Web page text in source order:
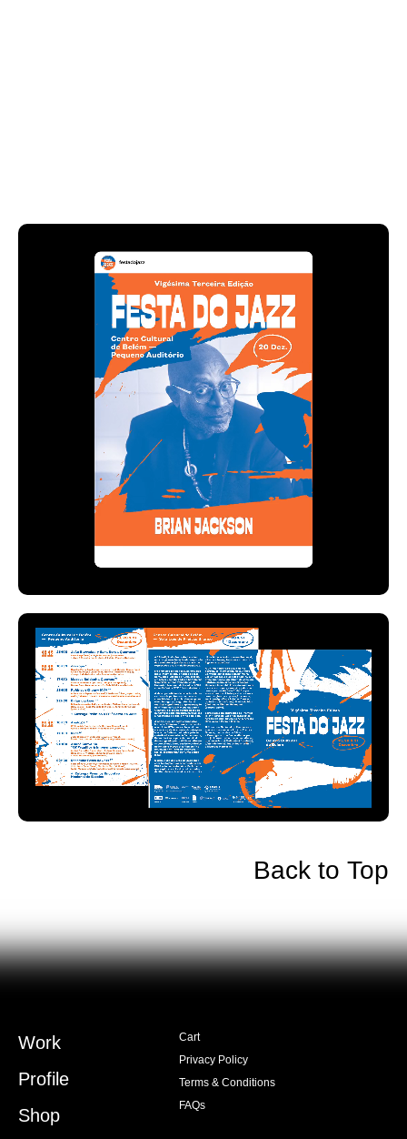
Back to Top
Work
Profile
Shop
Cart
Privacy Policy
Terms & Conditions
FAQs